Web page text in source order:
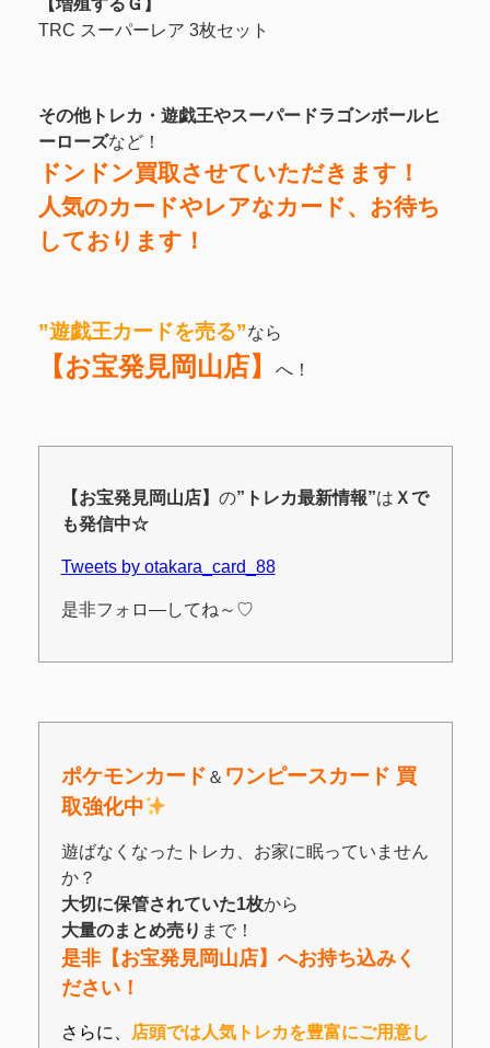
【増殖するＧ】
TRC スーパーレア 3枚セット
その他トレカ・遊戯王やスーパードラゴンボールヒ
ーローズなど！
ドンドン買取させていただきます！
人気のカードやレアなカード、お待ち
しております！
”遊戯王カードを売る”なら
【お宝発見岡山店】 へ！
【お宝発見岡山店】 の”トレカ最新情報”は Ｘで
も発信中☆
Tweets by otakara_card_88
是非フォロ―してね～♡
ポケモンカード ＆ ワンピースカード 買
取強化中
遊ばなくなったトレカ、お家に眠っていません
か？
大切に保管されていた1枚から
大量のまとめ売り まで！
是非【お宝発見岡山店】へお持ち込みく
ださい！
さらに、
店頭では人気トレカを豊富にご用意し